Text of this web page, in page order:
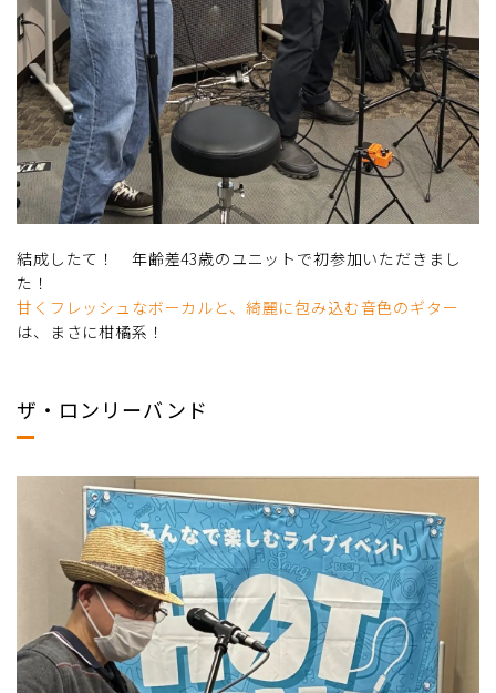
結成したて！ 年齢差43歳のユニットで初参加いただきまし
た！
甘くフレッシュなボーカルと、綺麗に包み込む音色のギター
は、まさに柑橘系！
ザ・ロンリーバンド